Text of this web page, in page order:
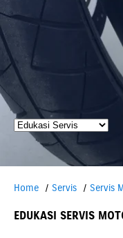
Home Servis Servis
EDUKASI SERVIS